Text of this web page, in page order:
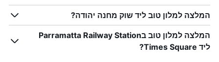
המלצה למלון טוב ליד שוק מחנה יהודה?
המלצה למלון טוב בParramatta Railway Station
ליד Times Square?